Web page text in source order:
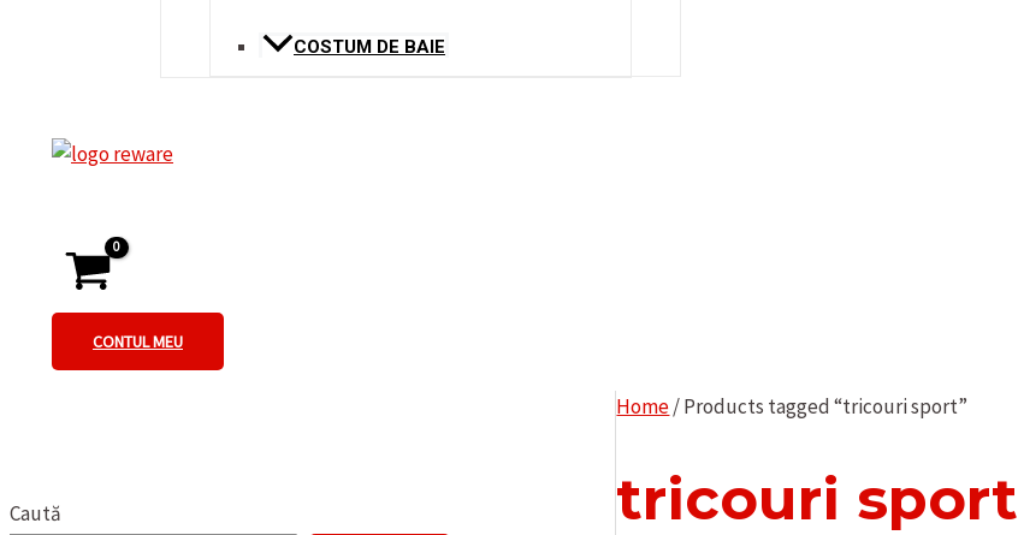
COSTUM DE BAIE
CONTUL MEU
Caută
Home/ Products tagged “tricouri sport”
tricouri sport